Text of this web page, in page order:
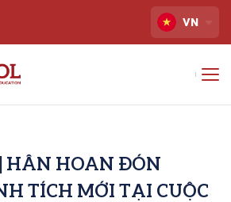
VN
| HÂN HOAN ĐÓN
TÍCH MỚI TẠI CUỘC